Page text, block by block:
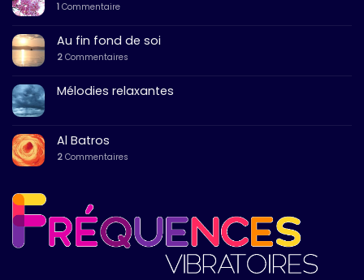
1 Commentaire
Au fin fond de soi
2 Commentaires
Mélodies relaxantes
Al Batros
2 Commentaires